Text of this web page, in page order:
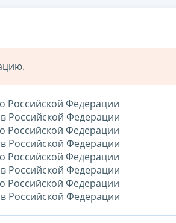
Российской Федерации
Российской Федерации
Российской Федерации
Российской Федерации
Российской Федерации
Российской Федерации
Российской Федерации
Российской Федерации